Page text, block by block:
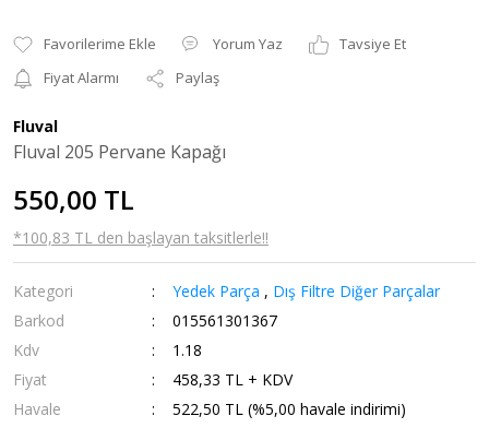
Yorum Yaz
Tavsiye Et
Fiyat Alarmı
Paylaş
Fluval
Fluval 205 Pervane Kapağı
550,00 TL
*100,83 TL den başlayan taksitlerle!!
Kategori Yedek Parça , Dış Filtre Diğer Parçalar
Barkod
015561301367
Kdv
1.18
Fiyat
458,33 TL + KDV
Havale
522,50 TL (%5,00 havale indirimi)